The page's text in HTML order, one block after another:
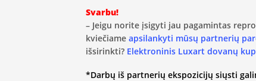
Svarbu!
– Jeigu norite įsigyti jau pagamintas
kviečiame apsilankyti mūsų partnerių
išsirinkti? Elektroninis Luxart dovanų
*Darbų iš partnerių ekspozicijų siųsti